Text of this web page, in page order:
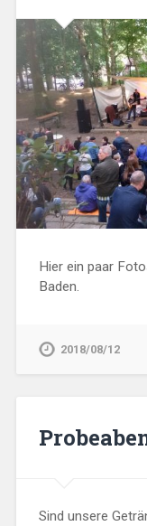
Hier ein paar
Baden.
2018/08/12
Sind unsere